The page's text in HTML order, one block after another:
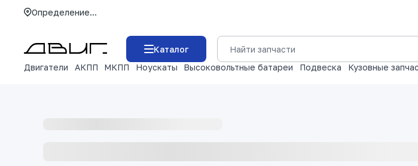
Определение...
Каталог
Двигатели
АКПП МКПП Ноускаты Высоковольтные батареи Подвеска Кузовные